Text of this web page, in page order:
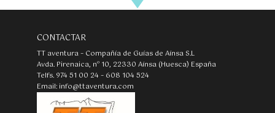
CONTACTAR
TT aventura – Compañía de Guías de Aínsa S.L
Avda. Pirenaica, nº 10, 22330 Aínsa (Huesca) España
Telfs. 974 51 00 24 – 608 104 524
Email: info@ttaventura.com